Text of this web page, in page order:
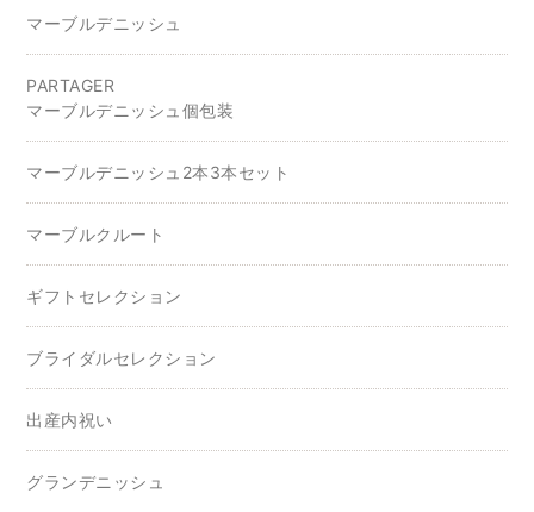
マーブルデニッシュ
PARTAGER
マーブルデニッシュ個包装
マーブルデニッシュ2本3本セット
マーブルクルート
ギフトセレクション
ブライダルセレクション
出産内祝い
グランデニッシュ